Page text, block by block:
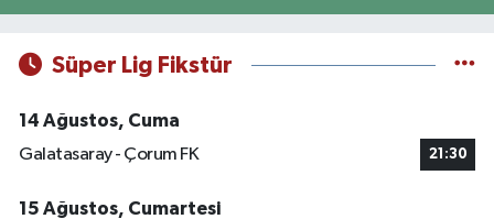
Süper Lig Fikstür
14 Ağustos, Cuma
Galatasaray - Çorum FK
21:30
15 Ağustos, Cumartesi